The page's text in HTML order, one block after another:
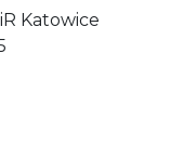
Katowice